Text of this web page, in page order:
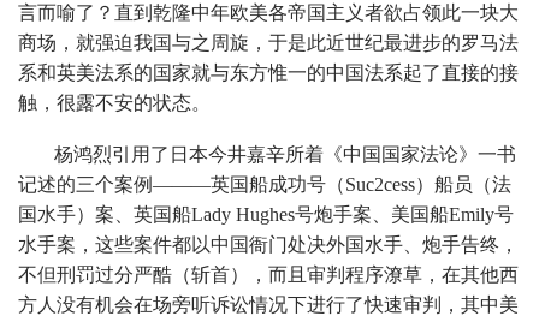
言而喻了？直到乾隆中年欧美各帝国主义者欲占领此一块大
商场，就强迫我国与之周旋，于是此近世纪最进步的罗马法
系和英美法系的国家就与东方惟一的中国法系起了直接的接
触，很露不安的状态。
杨鸿烈引用了日本今井嘉辛所着《中国国家法论》一书
记述的三个案例———英国船成功号（Suc2cess）船员（法
国水手）案、英国船Lady Hughes号炮手案、美国船Emily号
水手案，这些案件都以中国衙门处决外国水手、炮手告终，
不但刑罚过分严酷（斩首），而且审判程序潦草，在其他西
方人没有机会在场旁听诉讼情况下进行了快速审判，其中美